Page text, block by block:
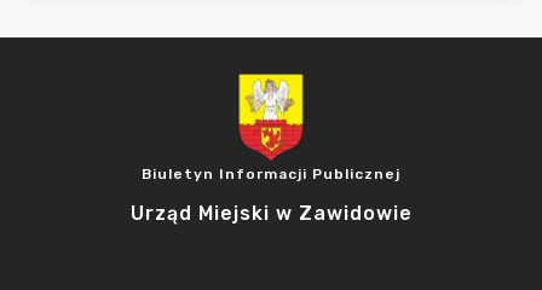
Biuletyn Informacji Publicznej
Urząd Miejski w Zawidowie